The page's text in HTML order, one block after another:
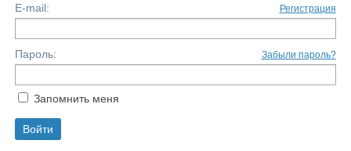
E-mail: Регистрация
Пароль: Забыли пароль?
Запомнить меня